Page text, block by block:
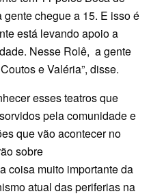
chegue a 15. E isso é
está levando apoio a
Nesse Rolê, a gente
e Valéria”, disse.
esses teatros que
pela comunidade e
que vão acontecer no
sobre
coisa muito importante da
atual das periferias na